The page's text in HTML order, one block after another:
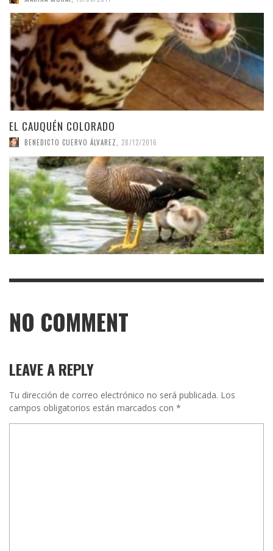
EL CAUQUÉN COLORADO
BENEDICTO CUERVO ÁLVAREZ 28/12/2016
NO COMMENT
LEAVE A REPLY
Tu dirección de correo electrónico no será publicada. Los
campos obligatorios están marcados con *